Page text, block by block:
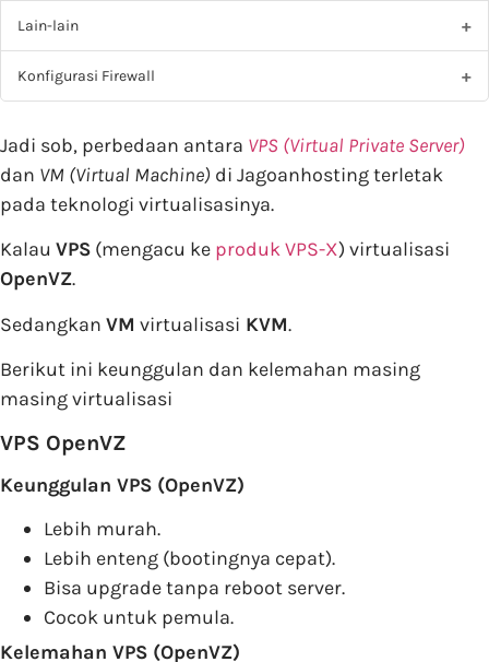
Lain-lain
Konfigurasi Firewall
Jadi sob, perbedaan antara VPS (Virtual Private Server)
dan VM (Virtual Machine) di Jagoanhosting terletak
pada teknologi virtualisasinya.
Kalau VPS (mengacu ke produk VPS-X) virtualisasi
OpenVZ.
Sedangkan VM virtualisasi KVM.
Berikut ini keunggulan dan kelemahan masing
masing virtualisasi
VPS OpenVZ
Keunggulan VPS (OpenVZ)
Lebih murah.
Lebih enteng (bootingnya cepat).
Bisa upgrade tanpa reboot server.
Cocok untuk pemula.
Kelemahan VPS (OpenVZ)